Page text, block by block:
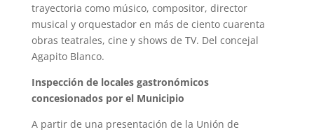
trayectoria como músico, compositor, director
musical y orquestador en más de ciento cuarenta
obras teatrales, cine y shows de TV. Del concejal
Agapito Blanco.
Inspección de locales gastronómicos
concesionados por el Municipio
A partir de una presentación de la Unión de